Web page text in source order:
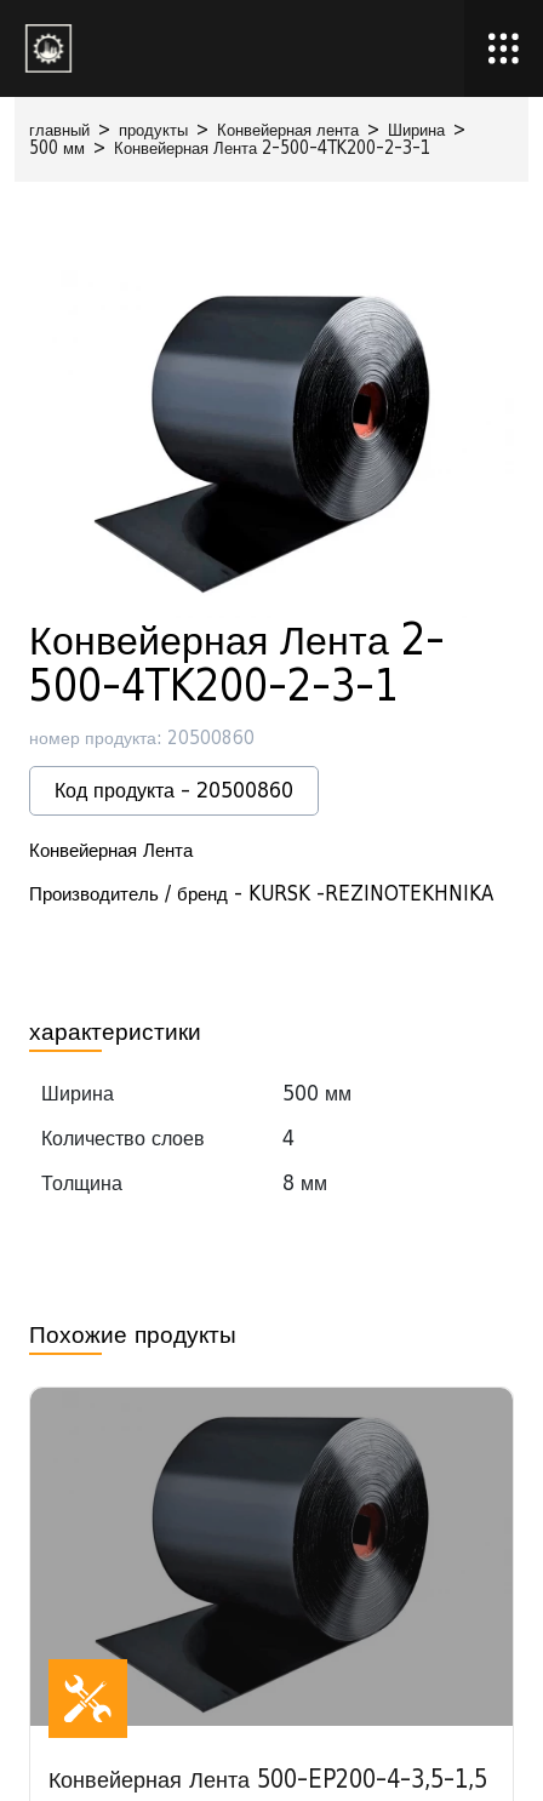
главный > продукты > Конвейерная лента > Ширина >
500 мм > Конвейерная Лента 2-500-4TK200-2-3-1
Конвейерная Лента 2-
500-4TK200-2-3-1
номер продукта: 20500860
Код продукта - 20500860
Конвейерная Лента
Производитель / бренд - KURSK -REZINOTEKHNIKA
характеристики
Ширина
500 мм
Количество слоев
4
Толщина
8 мм
Похожие продукты
Конвейерная Лента 500-EP200-4-3,5-1,5